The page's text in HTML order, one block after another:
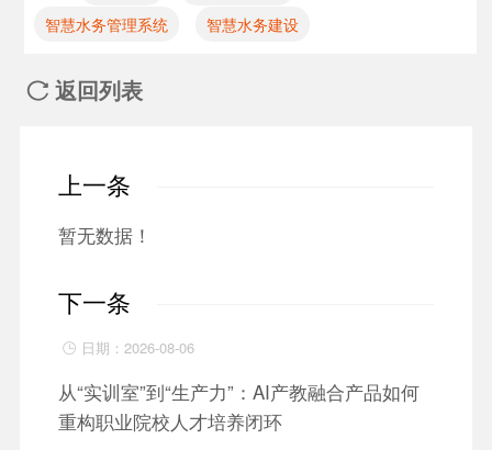
智慧水务管理系统
智慧水务建设
 返回列表
上一条
暂无数据！
下一条
 日期：2026-08-06
从“实训室”到“生产力”：AI产教融合产品如何
重构职业院校人才培养闭环